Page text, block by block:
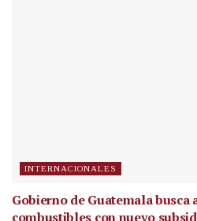
INTERNACIONALES
Gobierno de Guatemala
combustibles con nuevo